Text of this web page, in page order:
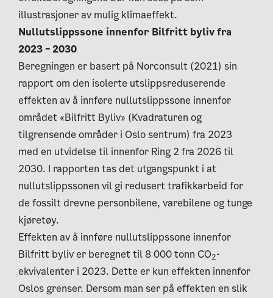
illustrasjoner av mulig klimaeffekt.
Nullutslippssone innenfor Bilfritt byliv fra
2023 – 2030
Beregningen er basert på Norconsult (2021) sin
rapport om den isolerte utslippsreduserende
effekten av å innføre nullutslippssone innenfor
området «Bilfritt Byliv» (Kvadraturen og
tilgrensende områder i Oslo sentrum) fra 2023
med en utvidelse til innenfor Ring 2 fra 2026 til
2030. I rapporten tas det utgangspunkt i at
nullutslippssonen vil gi redusert trafikkarbeid for
de fossilt drevne personbilene, varebilene og tunge
kjøretøy.
Effekten av å innføre nullutslippssone innenfor
Bilfritt byliv er beregnet til 8 000 tonn CO2-
ekvivalenter i 2023. Dette er kun effekten innenfor
Oslos grenser. Dersom man ser på effekten en slik